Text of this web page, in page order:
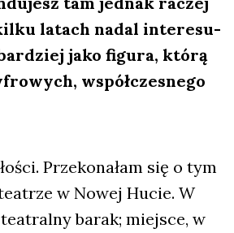
latach nadal inte­re­su­
jako figu­ra, któ­rą
współ­cze­sne­go
Prze­ko­na­łam się o tym
w Nowej Hucie. W
barak; miej­sce, w